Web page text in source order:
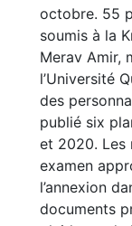
octobre. 55
soumis à la
Merav Amir,
l’Université
des
publié six
et 2020. Les
examen
l’annexion
documents